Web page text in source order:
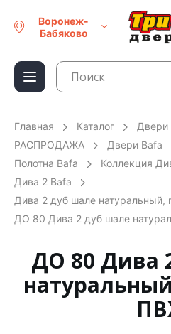
Воронеж-
Бабяково
Главная Каталог
Двери
РАСПРОДАЖА
Двери Bafa
Полотна Bafa
Коллекция
Дива 2 Bafa
Дива 2 дуб шале натуральный,
ДО 80 Дива 2 дуб шале
ДО 80 Дива